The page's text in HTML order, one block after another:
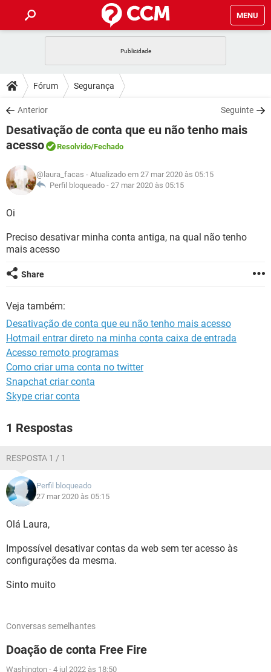
MENU
CELULAR
OUTLOOK
INSTAGRAM GMAIL
GUIA DE COMPRAS
DICAS
JOGOS
OUTLOOK
GUIA DE COMPRAS
DOWNLOADS
JOGOS WHATSAPP
CELULAR
OUTLOOK EXCEL
INSTAGRAM
GUIA DE COMPRAS
CELULAR FACEBOOK
GUIA DE COMPRAS
GLOSSÁRIO
JOGOS
CELULAR
OUTLOOK EXCEL
INSTAGRAM
GUIA DE COMPRAS
Fórum Segurança
Anterior Seguinte
Desativação de conta que eu não tenho mais
acesso
Resolvido/Fechado
@laura_facas - Atualizado em 27 mar 2020 às 05:15
Perfil bloqueado - 27 mar 2020 às 05:15
Oi
Preciso desativar minha conta antiga, na qual não tenho
mais acesso
Share
Veja também:
Desativação de conta que eu não tenho mais acesso
Hotmail entrar direto na minha conta caixa de entrada
Acesso remoto programas
Como criar uma conta no twitter
Snapchat criar conta
Skype criar conta
1 Respostas
RESPOSTA 1 / 1
Perfil bloqueado
27 mar 2020 às 05:15
Olá Laura,
Impossível desativar contas da web sem ter acesso às
configurações da mesma.
Sinto muito
Conversas semelhantes
Doação de conta Free Fire
Washington - 4 jul 2022 às 18:50